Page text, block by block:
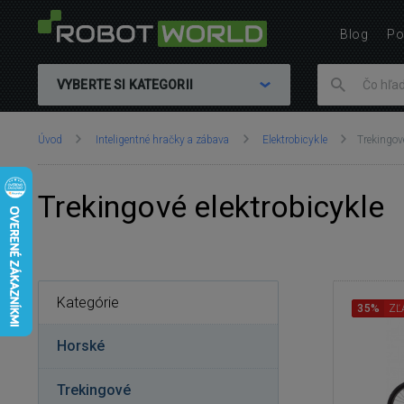
VYBERTE SI KATEGORII
Nachádzate
Úvod Inteligentné hračky a zábava Elektrobicykle
Trekingové elektrobicykle
35%
Kategórie
Horské
Trekingové
Blog